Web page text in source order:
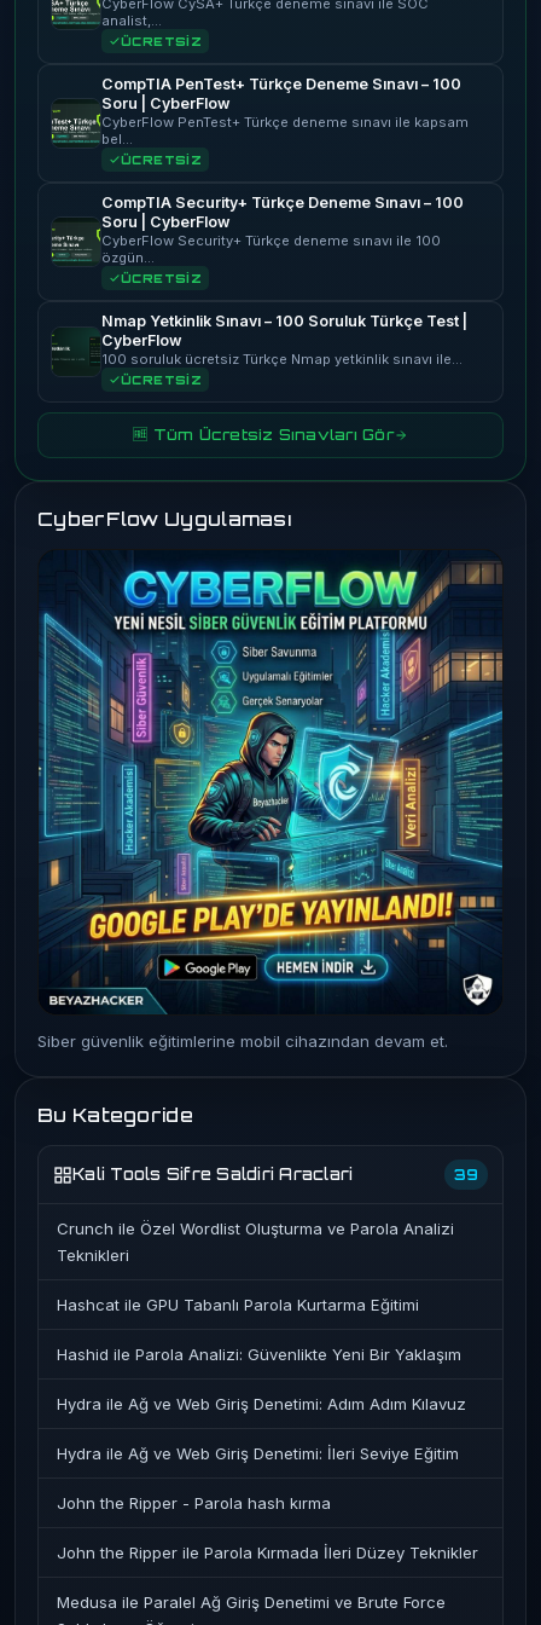
CyberFlow CySA+ Türkçe deneme sınavı ile SOC
analist,…
ÜCRETSİZ
CompTIA PenTest+ Türkçe Deneme Sınavı – 100
Soru | CyberFlow
CyberFlow PenTest+ Türkçe deneme sınavı ile kapsam
bel…
ÜCRETSİZ
CompTIA Security+ Türkçe Deneme Sınavı – 100
Soru | CyberFlow
CyberFlow Security+ Türkçe deneme sınavı ile 100
özgün…
ÜCRETSİZ
Nmap Yetkinlik Sınavı – 100 Soruluk Türkçe Test |
CyberFlow
100 soruluk ücretsiz Türkçe Nmap yetkinlik sınavı ile…
ÜCRETSİZ
🆓 Tüm Ücretsiz Sınavları Gör
CyberFlow Uygulaması
Siber güvenlik eğitimlerine mobil cihazından devam et.
Bu Kategoride
Kali Tools Sifre Saldiri Araclari 39
Crunch ile Özel Wordlist Oluşturma ve Parola Analizi
Teknikleri
Hashcat ile GPU Tabanlı Parola Kurtarma Eğitimi
Hashid ile Parola Analizi: Güvenlikte Yeni Bir Yaklaşım
Hydra ile Ağ ve Web Giriş Denetimi: Adım Adım Kılavuz
Hydra ile Ağ ve Web Giriş Denetimi: İleri Seviye Eğitim
John the Ripper - Parola hash kırma
John the Ripper ile Parola Kırmada İleri Düzey Teknikler
Medusa ile Paralel Ağ Giriş Denetimi ve Brute Force